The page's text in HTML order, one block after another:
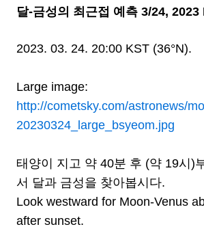
달-금성의 최근접 예측 3/24, 2023
2023. 03. 24. 20:00 KST (36°N).
Large image:
http://cometsky.com/astronews/
20230324_large_bsyeom.jpg
태양이 지고 약 40분 후 (약 19시)
서 달과 금성을 찾아봅시다.
Look westward for Moon-Venus
after sunset.